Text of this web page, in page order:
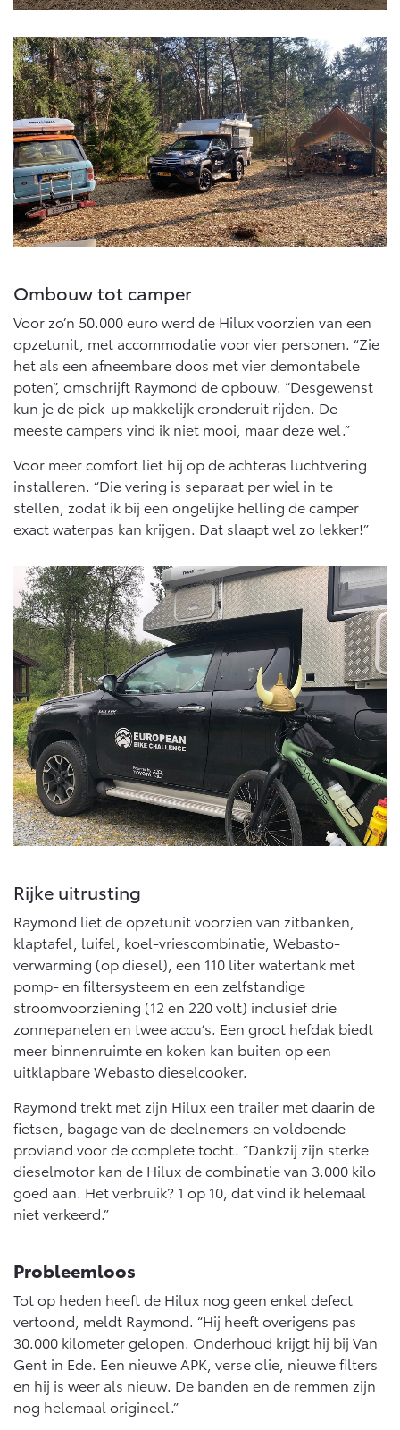
Ombouw tot camper
Voor zo’n 50.000 euro werd de Hilux voorzien van een
opzetunit, met accommodatie voor vier personen. “Zie
het als een afneembare doos met vier demontabele
poten”, omschrijft Raymond de opbouw. “Desgewenst
kun je de pick-up makkelijk eronderuit rijden. De
meeste campers vind ik niet mooi, maar deze wel.”
Voor meer comfort liet hij op de achteras luchtvering
installeren. “Die vering is separaat per wiel in te
stellen, zodat ik bij een ongelijke helling de camper
exact waterpas kan krijgen. Dat slaapt wel zo lekker!”
Rijke uitrusting
Raymond liet de opzetunit voorzien van zitbanken,
klaptafel, luifel, koel-vriescombinatie, Webasto-
verwarming (op diesel), een 110 liter watertank met
pomp- en filtersysteem en een zelfstandige
stroomvoorziening (12 en 220 volt) inclusief drie
zonnepanelen en twee accu’s. Een groot hefdak biedt
meer binnenruimte en koken kan buiten op een
uitklapbare Webasto dieselcooker.
Raymond trekt met zijn Hilux een trailer met daarin de
fietsen, bagage van de deelnemers en voldoende
proviand voor de complete tocht. “Dankzij zijn sterke
dieselmotor kan de Hilux de combinatie van 3.000 kilo
goed aan. Het verbruik? 1 op 10, dat vind ik helemaal
niet verkeerd.”
Probleemloos
Tot op heden heeft de Hilux nog geen enkel defect
vertoond, meldt Raymond. “Hij heeft overigens pas
30.000 kilometer gelopen. Onderhoud krijgt hij bij Van
Gent in Ede. Een nieuwe APK, verse olie, nieuwe filters
en hij is weer als nieuw. De banden en de remmen zijn
nog helemaal origineel.”